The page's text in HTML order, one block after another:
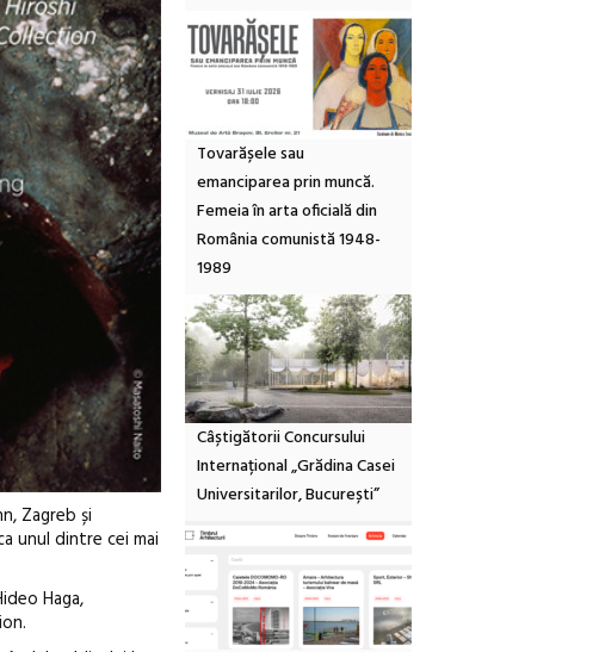
Zagreb și
unul dintre cei mai
Haga,
Tovarășele sau
emanciparea prin muncă.
Femeia în arta oficială din
România comunistă 1948-
1989
Câștigătorii Concursului
Internațional „Grădina Casei
Universitarilor, București”